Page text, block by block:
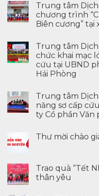
Trung tâm
chương trình
Biên cương” tại
Trung tâm
chức khai mạc
cứu tại UBND
Hải Phòng
Trung tâm
năng sơ cấp
ty Cổ phần Văn
Thư mời chào
Trao quà “Tết
thân yêu